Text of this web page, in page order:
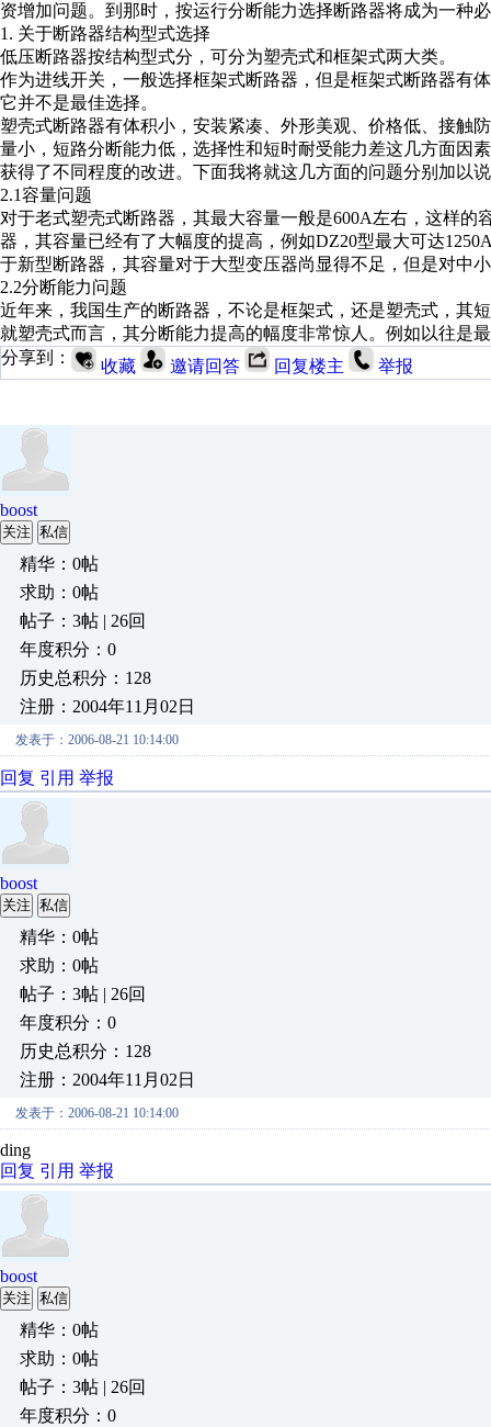
资增加问题。到那时，按运行分断能力选择断路器将成为一种
1. 关于断路器结构型式选择
低压断路器按结构型式分，可分为塑壳式和框架式两大类。
作为进线开关，一般选择框架式断路器，但是框架式断路器有
它并不是最佳选择。
塑壳式断路器有体积小，安装紧凑、外形美观、价格低、接触
量小，短路分断能力低，选择性和短时耐受能力差这几方面因
获得了不同程度的改进。下面我将就这几方面的问题分别加以
2.1容量问题
对于老式塑壳式断路器，其最大容量一般是600A左右，这样
器，其容量已经有了大幅度的提高，例如DZ20型最大可达
于新型断路器，其容量对于大型变压器尚显得不足，但是对中
2.2分断能力问题
近年来，我国生产的断路器，不论是框架式，还是塑壳式，其
就塑壳式而言，其分断能力提高的幅度非常惊人。例如以往是
分享到：
收藏 邀请回答 回复楼主 举报
boost
关注 私信
精华：0帖
求助：0帖
帖子：3帖 | 26回
年度积分：0
历史总积分：128
注册：2004年11月02日
发表于：2006-08-21 10:14:00
回复 引用 举报
boost
关注 私信
精华：0帖
求助：0帖
帖子：3帖 | 26回
年度积分：0
历史总积分：128
注册：2004年11月02日
发表于：2006-08-21 10:14:00
ding
回复 引用 举报
boost
关注 私信
精华：0帖
求助：0帖
帖子：3帖 | 26回
年度积分：0